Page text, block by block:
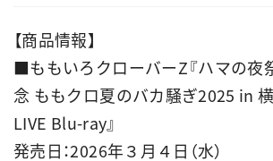
【商品情報】
■ももいろクローバーZ『ハマの夜
念 ももクロ夏のバカ騒ぎ2025 in
LIVE Blu-ray』
発売日：2026年３月４日（水）